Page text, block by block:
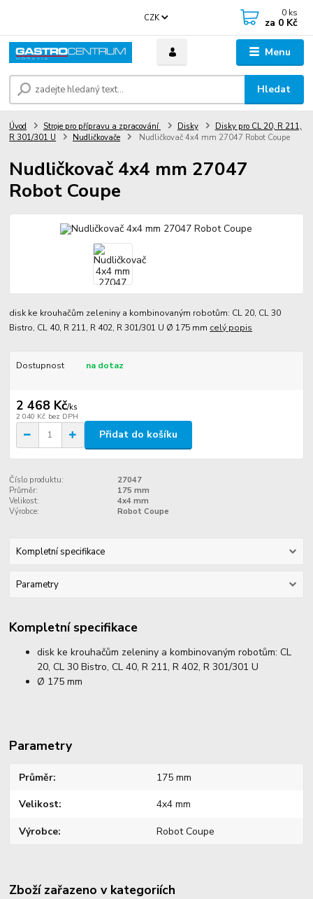
Menu
CZK
Hledat
0 ks
za 0 Kč
Úvod Stroje pro přípravu a zpracování Disky
Disky pro CL 20, R 211,
R 301/301 U
Nudličkovače Nudličkovač 4x4 mm 27047 Robot Coupe
Nudličkovač 4x4 mm 27047
Robot Coupe
disk ke krouhačům zeleniny a kombinovaným robotům: CL 20, CL 30
Bistro, CL 40, R 211, R 402, R 301/301 U Ø 175 mm celý popis
Dostupnost na dotaz
2 468 Kč/ks
2 040 Kč bez DPH
Přidat do košíku
Číslo produktu:
27047
Průměr:
175 mm
Velikost:
4x4 mm
Výrobce:
Robot Coupe
Kompletní specifikace
Parametry
Kompletní specifikace
disk ke krouhačům zeleniny a kombinovaným robotům: CL
20, CL 30 Bistro, CL 40, R 211, R 402, R 301/301 U
Ø 175 mm
Parametry
Průměr 175 mm
Velikost 4x4 mm
Výrobce Robot Coupe
Zboží zařazeno v kategoriích